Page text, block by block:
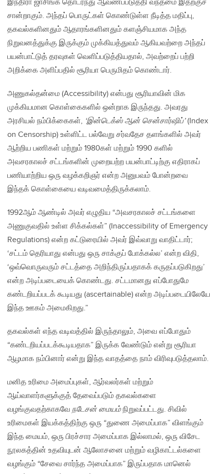
இந்திரா ஜாசிங்க தொடர்ந்து ஆவணப்படுத்தி வந்தமை இதற்குச்
சான்றாகும். அந்தப் பொருட்கள் கொண்டுள்ள நீடித்த மதிப்பு,
தகவல்களினதும் ஆதாரங்களினதும் களஞ்சியமாக அந்த
நிறுவனத்துக்கு இருக்கும் முக்கியத்துவம் ஆகியவற்றை அந்தப்
பயன்பாட்டுத் தரவுகள் வெளிப்படுத்தியதால், அவற்றைப் பற்றி
அறிக்கை அளிப்பதில் சூரியா பெருமிதம் கொண்டார்.
அணுகல்தன்மை (Accessibility) என்பது சூரியாவின் மிக
முக்கியமான கொள்கைகளில் ஒன்றாக இருந்தது. அவரது
அரசியல் நம்பிக்கைகள், ‘இன்டெக்ஸ் ஆன் சென்சார்ஷிப்’(Index
on Censorship) உள்ளிட்ட பல்வேறு சர்வதேச தளங்களில் அவர்
ஆற்றிய பணிகள் மற்றும் 1980கள் மற்றும் 1990 களில்
அவசரகாலச் சட்டங்களின் முறையற்ற பயன்பாட்டிற்கு எதிராகப்
பணியாற்றிய ஒரு வழக்கறிஞர் என்ற அனுபவம் போன்றவை
இந்தக் கொள்கையை வடிவமைத்திருக்கலாம்.
1992ஆம் ஆண்டில் அவர் எழுதிய “அவசரகாலச் சட்டங்களை
அணுகுவதில் உள்ள சிக்கல்கள்” (Inaccessibility of Emergency
Regulations) என்ற கட்டுரையில் அவர் இவ்வாறு வாதிட்டார்;
‘சட்டம் தெரியாது என்பது ஒரு சாக்குப் போக்கல்ல’ என்ற விதி,
‘ஒவ்வொருவரும் சட்டத்தை அறிந்திருப்பதாகக் கருதப்படுகிறது’
என்ற அடிப்படையைக் கொண்டது. சட்டமானது எப்போதுமே
கண்டறியப்படக் கூடியது (ascertainable) என்ற அடிப்படையிலேயே
இந்த ஊகம் அமைகிறது.”
தகவல்கள் எந்த வடிவத்தில் இருந்தாலும், அவை எப்போதும்
“கண்டறியப்படக்கூடியதாக” இருக்க வேண்டும் என்று சூரியா
ஆழமாக நம்பினார் என்று இந்த வாதத்தை நாம் விரிவுபடுத்தலாம்.
மனித உரிமை அமைப்புகள், ஆர்வலர்கள் மற்றும்
ஆய்வாளர்களுக்குத் தேவைப்படும் தகவல்களை
வழங்குவதற்காகவே நடேசன் மையம்நிறுவப்பட்டது. சிவில்
உரிமைகள் இயக்கத்திற்கு ஒரு “துணை அமைப்பாக” விளங்கும்
இந்த மையம், ஒரு பிரச்சார அமைப்பாக இல்லாமல், ஒரு விசேட
நூலகத்தின் உதவியுடன் ஆலோசனை மற்றும் வழிகாட்டல்களை
வழங்கும் “சேவை சார்ந்த அமைப்பாக” இருப்பதாக மானெல்